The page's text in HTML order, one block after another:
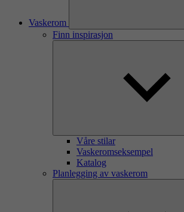
Vaskerom
Finn inspirasjon
Våre stilar
Vaskeromseksempel
Katalog
Planlegging av vaskerom